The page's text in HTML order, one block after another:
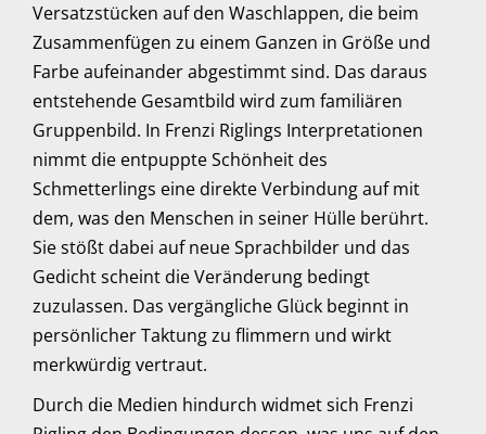
Versatzstücken auf den Waschlappen, die beim
Zusammenfügen zu einem Ganzen in Größe und
Farbe aufeinander abgestimmt sind. Das daraus
entstehende Gesamtbild wird zum familiären
Gruppenbild. In Frenzi Riglings Interpretationen
nimmt die entpuppte Schönheit des
Schmetterlings eine direkte Verbindung auf mit
dem, was den Menschen in seiner Hülle berührt.
Sie stößt dabei auf neue Sprachbilder und das
Gedicht scheint die Veränderung bedingt
zuzulassen. Das vergängliche Glück beginnt in
persönlicher Taktung zu flimmern und wirkt
merkwürdig vertraut.
Durch die Medien hindurch widmet sich Frenzi